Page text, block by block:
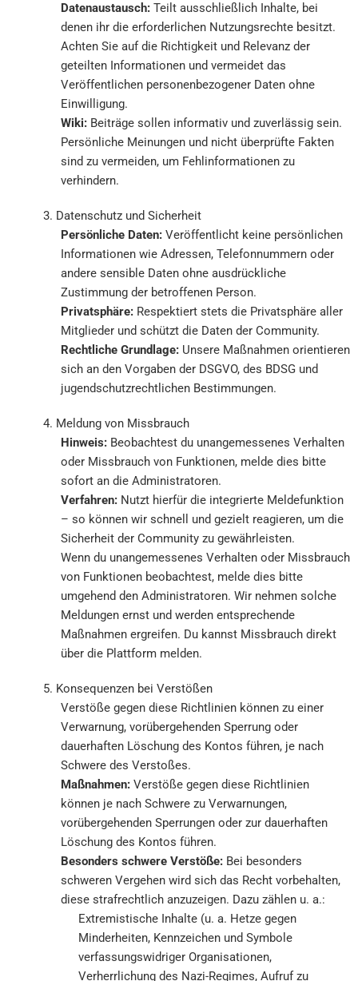
Datenaustausch:Teilt ausschließlich Inhalte, bei
denen ihr die erforderlichen Nutzungsrechte besitzt.
Achten Sie auf die Richtigkeit und Relevanz der
geteilten Informationen und vermeidet das
Veröffentlichen personenbezogener Daten ohne
Einwilligung.
Wiki:Beiträge sollen informativ und zuverlässig sein.
Persönliche Meinungen und nicht überprüfte Fakten
sind zu vermeiden, um Fehlinformationen zu
verhindern.
3. Datenschutz und Sicherheit
Persönliche Daten:Veröffentlicht keine persönlichen
Informationen wie Adressen, Telefonnummern oder
andere sensible Daten ohne ausdrückliche
Zustimmung der betroffenen Person.
Privatsphäre:Respektiert stets die Privatsphäre aller
Mitglieder und schützt die Daten der Community.
Rechtliche Grundlage:Unsere Maßnahmen orientieren
sich an den Vorgaben der DSGVO, des BDSG und
jugendschutzrechtlichen Bestimmungen.
4. Meldung von Missbrauch
Hinweis:Beobachtest du unangemessenes Verhalten
oder Missbrauch von Funktionen, melde dies bitte
sofort an die Administratoren.
Verfahren:Nutzt hierfür die integrierte Meldefunktion
– so können wir schnell und gezielt reagieren, um die
Sicherheit der Community zu gewährleisten.
Wenn du unangemessenes Verhalten oder Missbrauch
von Funktionen beobachtest, melde dies bitte
umgehend den Administratoren. Wir nehmen solche
Meldungen ernst und werden entsprechende
Maßnahmen ergreifen. Du kannst Missbrauch direkt
über die Plattform melden.
5. Konsequenzen bei Verstößen
Verstöße gegen diese Richtlinien können zu einer
Verwarnung, vorübergehenden Sperrung oder
dauerhaften Löschung des Kontos führen, je nach
Schwere des Verstoßes.
Maßnahmen:Verstöße gegen diese Richtlinien
können je nach Schwere zu Verwarnungen,
vorübergehenden Sperrungen oder zur dauerhaften
Löschung des Kontos führen.
Besonders schwere Verstöße:Bei besonders
schweren Vergehen wird sich das Recht vorbehalten,
diese strafrechtlich anzuzeigen. Dazu zählen u. a.:
Extremistische Inhalte (u. a. Hetze gegen
Minderheiten, Kennzeichen und Symbole
verfassungswidriger Organisationen,
Verherrlichung des Nazi-Regimes, Aufruf zu